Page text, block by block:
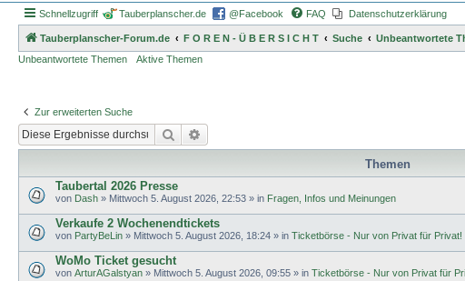
Schnellzugriff Tauberplanscher.de @Facebook FAQ Datenschutzerklärung
Tauberplanscher-Forum.de F O R E N - Ü B E R S I C H T Suche Unbeantwortete
Unbeantwortete Themen
Aktive Themen
Zur erweiterten Suche
Suche
Themen
Taubertal 2026 Presse
von Dash » Mittwoch 5. August 2026, 22:53 » in Fragen, Infos und Meinungen
Verkaufe 2 Wochenendtickets
von PartyBeLin » Mittwoch 5. August 2026, 18:24 » in Ticketbörse - Nur von Privat für Privat!
WoMo Ticket gesucht
von ArturAGalstyan » Mittwoch 5. August 2026, 09:55 » in Ticketbörse - Nur von Privat für